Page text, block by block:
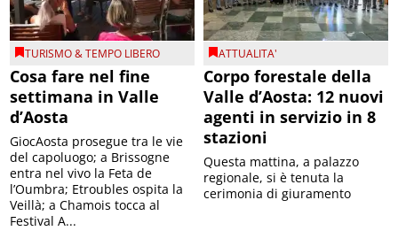
TURISMO & TEMPO LIBERO
Cosa fare nel fine
settimana in Valle
d’Aosta
GiocAosta prosegue tra le vie
del capoluogo; a Brissogne
entra nel vivo la Feta de
l’Oumbra; Etroubles ospita la
Veillà; a Chamois tocca al
Festival A...
ATTUALITA'
Corpo forestale della
Valle d’Aosta: 12 nuovi
agenti in servizio in 8
stazioni
Questa mattina, a palazzo
regionale, si è tenuta la
cerimonia di giuramento